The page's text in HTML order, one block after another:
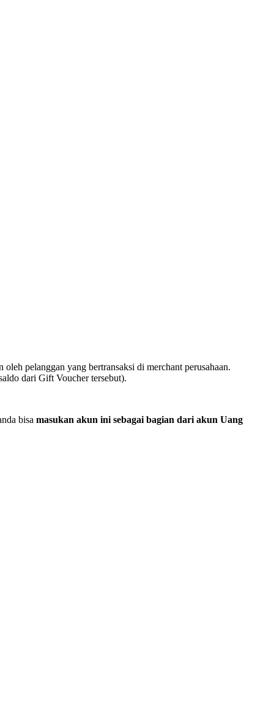
pelanggan yang bertransaksi di merchant perusahaan.
dari Gift Voucher tersebut).
bisa masukan akun ini sebagai bagian dari akun Uang